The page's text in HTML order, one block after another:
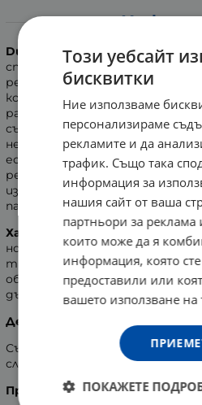
Durex Pleasure Meса релефни
специално разработена Easy-
релефни ивици и точки,
комфорт и максимална
разположено в долната част
създава стимулация и
нея, така и за него.
естествен латекс,
резервоар. Лесно прилягат и
изключителен комфорт и
партньорите.
Характеристики:
номинална широчина /отвора/
mm
обиколка на презерватива -
дължина на презерватива -
Дерматологично тествани!
Съхранявайте на сухо и
слънчева светлина!
Производител: Reckitt
Този уебсайт
бисквитки
Ние използваме
персонализираме
рекламите и да
трафик. Също така
информация за
нашия сайт от ваша
партньори за реклама
които може да я
информация, която
предоставили или
вашето използване на
ПОКАЖЕТЕ